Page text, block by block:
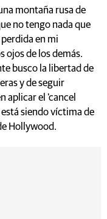
montaña rusa de
no tengo nada que
en mi
ojos de los demás.
busco la libertad de
y de seguir
aplicar el 'cancel
siendo víctima de
Hollywood.